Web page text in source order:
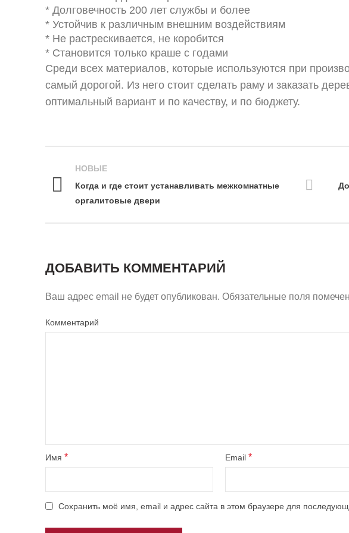
* Долговечность 200 лет службы и более
* Устойчив к различным внешним воздействиям
* Не растрескивается, не коробится
* Становится только краше с годами
Среди всех материалов, которые используются при
самый дорогой. Из него стоит сделать раму и заказать
оптимальный вариант и по качеству, и по бюджету.
НОВЫЕ
Когда и где стоит устанавливать межкомнатные
оргалитовые двери
ДОБАВИТЬ КОММЕНТАРИЙ
Ваш адрес email не будет опубликован. Обязательные поля
Комментарий
Имя * Email*
Сохранить моё имя, email и адрес сайта в этом браузере для